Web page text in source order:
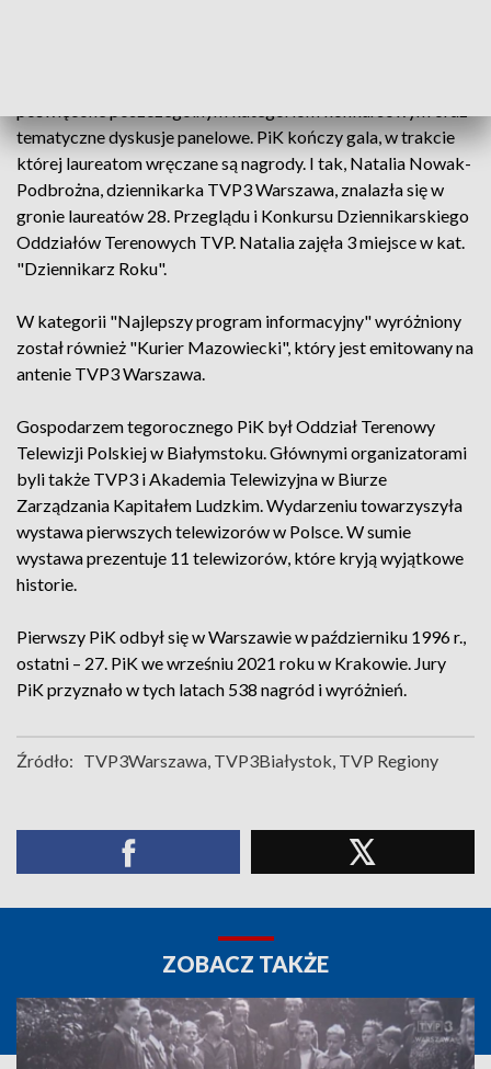
tematyczne dyskusje panelowe. PiK kończy gala, w trakcie
której laureatom wręczane są nagrody. I tak, Natalia Nowak-
Podbrożna, dziennikarka TVP3 Warszawa, znalazła się w
gronie laureatów 28. Przeglądu i Konkursu Dziennikarskiego
Oddziałów Terenowych TVP. Natalia zajęła 3 miejsce w kat.
"Dziennikarz Roku".
W kategorii "Najlepszy program informacyjny" wyróżniony
został również "Kurier Mazowiecki", który jest emitowany na
antenie TVP3 Warszawa.
Gospodarzem tegorocznego PiK był Oddział Terenowy
Telewizji Polskiej w Białymstoku. Głównymi organizatorami
byli także TVP3 i Akademia Telewizyjna w Biurze
Zarządzania Kapitałem Ludzkim. Wydarzeniu towarzyszyła
wystawa pierwszych telewizorów w Polsce. W sumie
wystawa prezentuje 11 telewizorów, które kryją wyjątkowe
historie.
Pierwszy PiK odbył się w Warszawie w październiku 1996 r.,
ostatni – 27. PiK we wrześniu 2021 roku w Krakowie. Jury
PiK przyznało w tych latach 538 nagród i wyróżnień.
Źródło: TVP3Warszawa, TVP3Białystok, TVP Regiony
ZOBACZ TAKŻE